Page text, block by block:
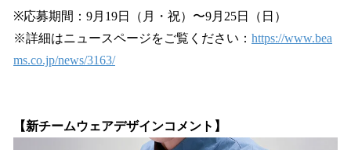
※応募期間：9月19日（月・祝）〜9月25日（日）
※詳細はニュースページをご覧ください： https://www.bea
ms.co.jp/news/3163/
【新チームウェアデザインコメント】